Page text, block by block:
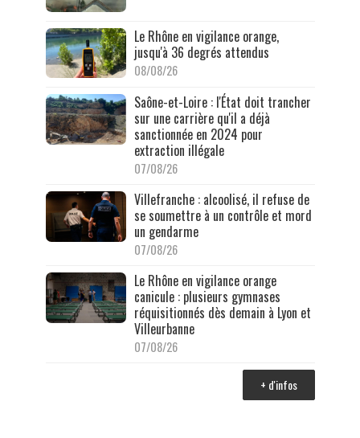
Le Rhône en vigilance orange,
jusqu'à 36 degrés attendus
08/08/26
Saône-et-Loire : l'État doit trancher
sur une carrière qu'il a déjà
sanctionnée en 2024 pour
extraction illégale
07/08/26
Villefranche : alcoolisé, il refuse de
se soumettre à un contrôle et mord
un gendarme
07/08/26
Le Rhône en vigilance orange
canicule : plusieurs gymnases
réquisitionnés dès demain à Lyon et
Villeurbanne
07/08/26
+ d'infos